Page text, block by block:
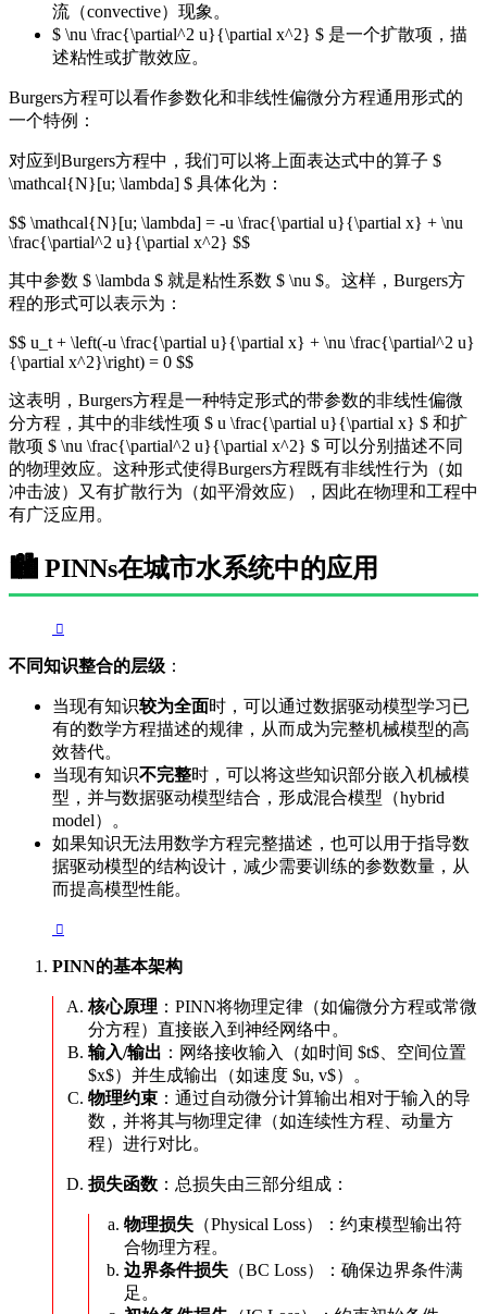
流（convective）现象。
$ \nu \frac{\partial^2 u}{\partial x^2} $ 是一个扩散项，描
述粘性或扩散效应。
Burgers方程可以看作参数化和非线性偏微分方程通用形式的
一个特例：
对应到Burgers方程中，我们可以将上面表达式中的算子 $
\mathcal{N}[u; \lambda] $ 具体化为：
$$ \mathcal{N}[u; \lambda] = -u \frac{\partial u}{\partial x} + \nu
\frac{\partial^2 u}{\partial x^2} $$
其中参数 $ \lambda $ 就是粘性系数 $ \nu $。这样，Burgers方
程的形式可以表示为：
$$ u_t + \left(-u \frac{\partial u}{\partial x} + \nu \frac{\partial^2 u}
{\partial x^2}\right) = 0 $$
这表明，Burgers方程是一种特定形式的带参数的非线性偏微
分方程，其中的非线性项 $ u \frac{\partial u}{\partial x} $ 和扩
散项 $ \nu \frac{\partial^2 u}{\partial x^2} $ 可以分别描述不同
的物理效应。这种形式使得Burgers方程既有非线性行为（如
冲击波）又有扩散行为（如平滑效应），因此在物理和工程中
有广泛应用。
🏙️ PINNs在城市水系统中的应用
不同知识整合的层级 ：
当现有知识较为全面时，可以通过数据驱动模型学习已
有的数学方程描述的规律，从而成为完整机械模型的高
效替代。
当现有知识不完整时，可以将这些知识部分嵌入机械模
型，并与数据驱动模型结合，形成混合模型（hybrid
model）。
如果知识无法用数学方程完整描述，也可以用于指导数
据驱动模型的结构设计，减少需要训练的参数数量，从
而提高模型性能。
PINN的基本架构
核心原理 ：PINN将物理定律（如偏微分方程或常微
分方程）直接嵌入到神经网络中。
输入/输出 ：网络接收输入（如时间 $t$、空间位置
$x$）并生成输出（如速度 $u, v$）。
物理约束 ：通过自动微分计算输出相对于输入的导
数，并将其与物理定律（如连续性方程、动量方
程）进行对比。
损失函数 ：总损失由三部分组成：
物理损失 （Physical Loss）：约束模型输出符
合物理方程。
边界条件损失 （BC Loss）：确保边界条件满
足。